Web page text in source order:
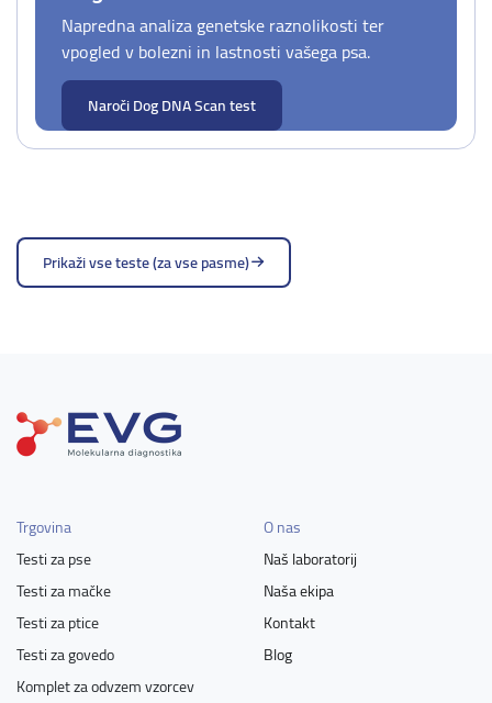
Napredna analiza genetske raznolikosti ter
vpogled v bolezni in lastnosti vašega psa.
Naroči Dog DNA Scan test
Prikaži vse teste (za vse pasme)
Trgovina
Testi za pse
Testi za mačke
Testi za ptice
Testi za govedo
Komplet za odvzem vzorcev
O nas
Naš laboratorij
Naša ekipa
Kontakt
Blog